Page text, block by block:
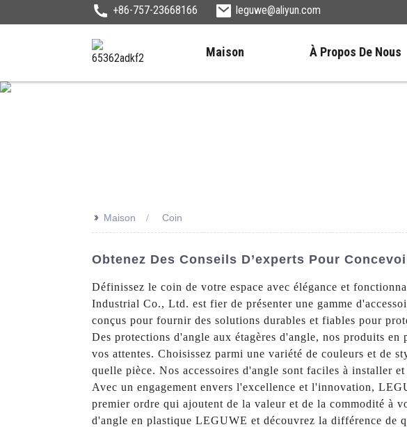
+86-757-23668166 leguwe@aliyun.com
Maison À Propos De Nous
>> Maison Coin
Obtenez Des Conseils D’experts Pour
Définissez le coin de votre espace avec élégance et
Industrial Co., Ltd. est fier de présenter une gamme
conçus pour fournir des solutions durables et fiables pour
Des protections d'angle aux étagères d'angle, nos produits
vos attentes. Choisissez parmi une variété de couleurs et de
quelle pièce. Nos accessoires d'angle sont faciles à installer
Avec un engagement envers l'excellence et l'innovation,
premier ordre qui ajoutent de la valeur et de la commodité à
d'angle en plastique LEGUWE et découvrez la différence de